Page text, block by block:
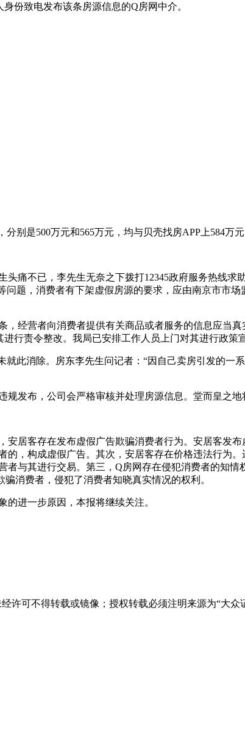
份致电发布该条房源信息的Q房网中介。
别是500万元和565万元，均与贝壳找房APP上584万
痛不已，李先生无奈之下拨打12345政府服务热线求
题，消费者有下架虚假房源的要求，应由南京市市
经营者向消费者提供有关商品或者服务的信息应当
行责令整改。我局已安排工作人员上门对其进行政策
此消除。房东李先生问记者：“因自己卖房引发的一
发布，公司会严格审核并处理房源信息。堂而皇之地
居客存在发布虚假广告欺骗消费者行为。安居客发
，构成虚假广告。其次，安居客存在价格违法行为
与其进行交易。第三，Q房网存在侵犯消费者的知
消费者，侵犯了消费者知晓真实情况的权利。
进一步原因，本报将继续关注。
许可不得转载或镜像；授权转载必须注明来源为“大众